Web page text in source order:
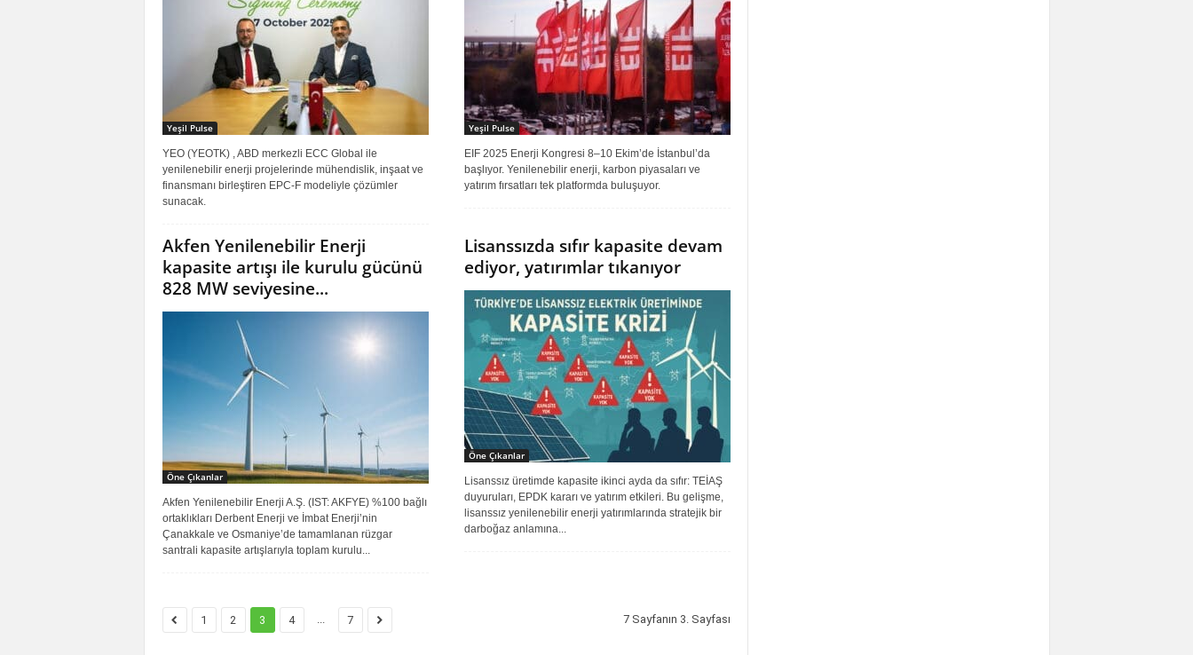
Yeşil Pulse
YEO (YEOTK) , ABD merkezli ECC Global ile
yenilenebilir enerji projelerinde mühendislik, inşaat ve
finansmanı birleştiren EPC-F modeliyle çözümler
sunacak.
Yeşil Pulse
EIF 2025 Enerji Kongresi 8–10 Ekim’de İstanbul’da
başlıyor. Yenilenebilir enerji, karbon piyasaları ve
yatırım fırsatları tek platformda buluşuyor.
Akfen Yenilenebilir Enerji
kapasite artışı ile kurulu gücünü
828 MW seviyesine...
Öne Çıkanlar
Akfen Yenilenebilir Enerji A.Ş. (IST: AKFYE) %100 bağlı
ortaklıkları Derbent Enerji ve İmbat Enerji’nin
Çanakkale ve Osmaniye’de tamamlanan rüzgar
santrali kapasite artışlarıyla toplam kurulu...
Lisanssızda sıfır kapasite devam
ediyor, yatırımlar tıkanıyor
Öne Çıkanlar
Lisanssız üretimde kapasite ikinci ayda da sıfır: TEİAŞ
duyuruları, EPDK kararı ve yatırım etkileri. Bu gelişme,
lisanssız yenilenebilir enerji yatırımlarında stratejik bir
darboğaz anlamına...
1 2 3 4 ... 7 7 Sayfanın 3. Sayfası